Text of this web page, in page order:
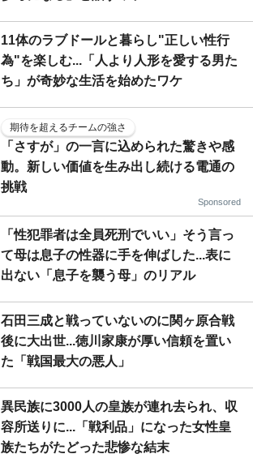
11体のラブドールと暮らし"正しい性行
為"を楽しむ...「人より人形を愛する男た
ち」が奇妙な生活を始めたワケ
期待を超えるチームの強さ
「さすが」の一言に込められた驚きや感
動。新しい価値を生み出し続ける電通の
挑戦
Sponsored
「性犯罪者は全員死刑でいい」そう言っ
て母は息子の性器に手を伸ばした...表に
出ない「息子を襲う母」のリアル
石田三成と戦っていないのに関ヶ原合戦
後に大出世...徳川家康が厚い信頼を置い
た「戦国最大の悪人」
異民族に3000人の皇族が連れ去られ、収
容所送りに...「戦利品」になった女性皇
族たちがたどった悲惨な結末